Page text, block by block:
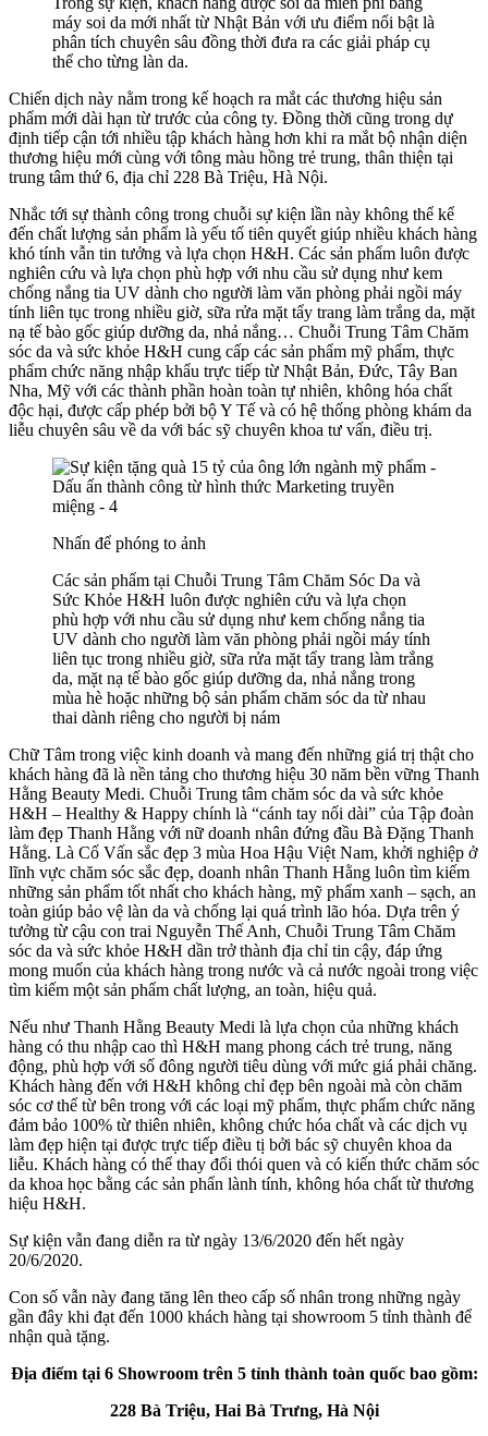
máy soi da mới nhất từ Nhật Bản với ưu điểm nổi bật là
phân tích chuyên sâu đồng thời đưa ra các giải pháp cụ
thể cho từng làn da.
Chiến dịch này nằm trong kế hoạch ra mắt các thương hiệu sản
phẩm mới dài hạn từ trước của công ty. Đồng thời cũng trong dự
định tiếp cận tới nhiều tập khách hàng hơn khi ra mắt bộ nhận diện
thương hiệu mới cùng với tông màu hồng trẻ trung, thân thiện tại
trung tâm thứ 6, địa chỉ 228 Bà Triệu, Hà Nội.
Nhắc tới sự thành công trong chuỗi sự kiện lần này không thể kể
đến chất lượng sản phẩm là yếu tố tiên quyết giúp nhiều khách hàng
khó tính vẫn tin tưởng và lựa chọn H&H. Các sản phẩm luôn được
nghiên cứu và lựa chọn phù hợp với nhu cầu sử dụng như kem
chống nắng tia UV dành cho người làm văn phòng phải ngồi máy
tính liên tục trong nhiều giờ, sữa rửa mặt tẩy trang làm trắng da, mặt
nạ tế bào gốc giúp dưỡng da, nhả nắng… Chuỗi Trung Tâm Chăm
sóc da và sức khỏe H&H cung cấp các sản phẩm mỹ phẩm, thực
phẩm chức năng nhập khẩu trực tiếp từ Nhật Bản, Đức, Tây Ban
Nha, Mỹ với các thành phần hoàn toàn tự nhiên, không hóa chất
độc hại, được cấp phép bởi bộ Y Tế và có hệ thống phòng khám da
liễu chuyên sâu về da với bác sỹ chuyên khoa tư vấn, điều trị.
Nhấn để phóng to ảnh
Các sản phẩm tại Chuỗi Trung Tâm Chăm Sóc Da và
Sức Khỏe H&H luôn được nghiên cứu và lựa chọn
phù hợp với nhu cầu sử dụng như kem chống nắng tia
UV dành cho người làm văn phòng phải ngồi máy tính
liên tục trong nhiều giờ, sữa rửa mặt tẩy trang làm trắng
da, mặt nạ tế bào gốc giúp dưỡng da, nhả nắng trong
mùa hè hoặc những bộ sản phẩm chăm sóc da từ nhau
thai dành riêng cho người bị nám
Chữ Tâm trong việc kinh doanh và mang đến những giá trị thật cho
khách hàng đã là nền tảng cho thương hiệu 30 năm bền vững Thanh
Hằng Beauty Medi. Chuỗi Trung tâm chăm sóc da và sức khỏe
H&H – Healthy & Happy chính là “cánh tay nối dài” của Tập đoàn
làm đẹp Thanh Hằng với nữ doanh nhân đứng đầu Bà Đặng Thanh
Hằng. Là Cố Vấn sắc đẹp 3 mùa Hoa Hậu Việt Nam, khởi nghiệp ở
lĩnh vực chăm sóc sắc đẹp, doanh nhân Thanh Hằng luôn tìm kiếm
những sản phẩm tốt nhất cho khách hàng, mỹ phẩm xanh – sạch, an
toàn giúp bảo vệ làn da và chống lại quá trình lão hóa. Dựa trên ý
tưởng từ cậu con trai Nguyễn Thế Anh, Chuỗi Trung Tâm Chăm
sóc da và sức khỏe H&H dần trở thành địa chỉ tin cậy, đáp ứng
mong muốn của khách hàng trong nước và cả nước ngoài trong việc
tìm kiếm một sản phẩm chất lượng, an toàn, hiệu quả.
Nếu như Thanh Hằng Beauty Medi là lựa chọn của những khách
hàng có thu nhập cao thì H&H mang phong cách trẻ trung, năng
động, phù hợp với số đông người tiêu dùng với mức giá phải chăng.
Khách hàng đến với H&H không chỉ đẹp bên ngoài mà còn chăm
sóc cơ thể từ bên trong với các loại mỹ phẩm, thực phẩm chức năng
đảm bảo 100% từ thiên nhiên, không chức hóa chất và các dịch vụ
làm đẹp hiện tại được trực tiếp điều tị bởi bác sỹ chuyên khoa da
liễu. Khách hàng có thể thay đổi thói quen và có kiến thức chăm sóc
da khoa học bằng các sản phẩn lành tính, không hóa chất từ thương
hiệu H&H.
Sự kiện vẫn đang diễn ra từ ngày 13/6/2020 đến hết ngày
20/6/2020.
Con số vẫn này đang tăng lên theo cấp số nhân trong những ngày
gần đây khi đạt đến 1000 khách hàng tại showroom 5 tỉnh thành để
nhận quà tặng.
Địa điểm tại 6 Showroom trên 5 tỉnh thành toàn quốc bao gồm:
228 Bà Triệu, Hai Bà Trưng, Hà Nội